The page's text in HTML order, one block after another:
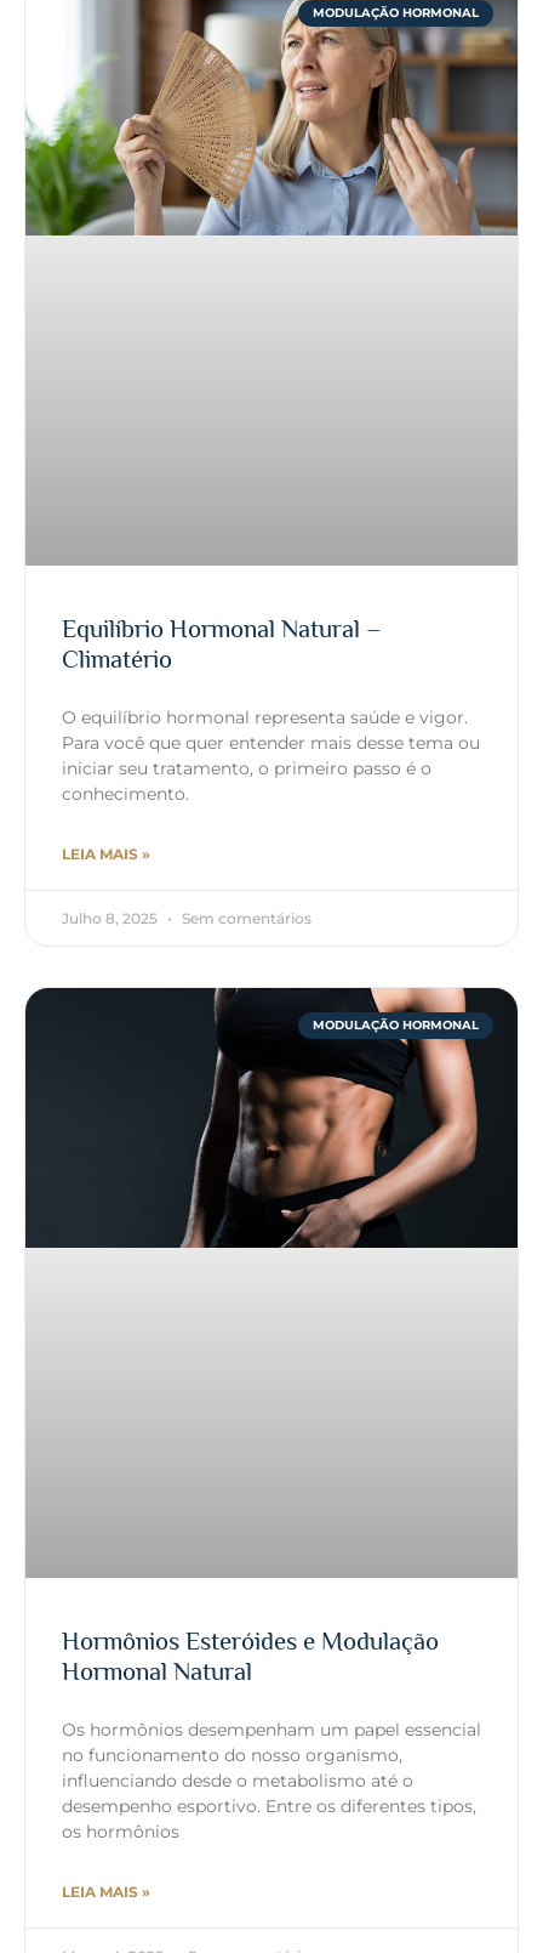
MODULAÇÃO HORMONAL
Equilíbrio Hormonal Natural –
Climatério
O equilíbrio hormonal representa saúde e vigor.
Para você que quer entender mais desse tema ou
iniciar seu tratamento, o primeiro passo é o
conhecimento.
LEIA MAIS »
Julho 8, 2025 Sem comentários
MODULAÇÃO HORMONAL
Hormônios Esteróides e Modulação
Hormonal Natural
Os hormônios desempenham um papel essencial
no funcionamento do nosso organismo,
influenciando desde o metabolismo até o
desempenho esportivo. Entre os diferentes tipos,
os hormônios
LEIA MAIS »